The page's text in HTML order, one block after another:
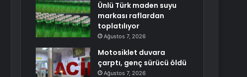
Ünlü Türk maden suyu
markası raflardan
toplatılıyor
Ağustos 7, 2026
Motosiklet duvara
çarptı, genç sürücü öldü
Ağustos 7, 2026